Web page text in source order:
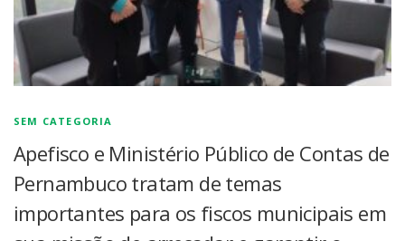
SEM CATEGORIA
Apefisco e Ministério Público de Contas de
Pernambuco tratam de temas
importantes para os fiscos municipais em